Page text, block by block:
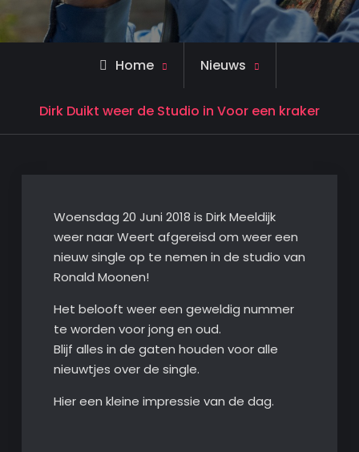
Home Nieuws
Dirk Duikt weer de Studio in Voor een kraker
Woensdag 20 Juni 2018 is Dirk Meeldijk
weer naar Weert afgereisd om weer een
nieuw single op te nemen in de studio van
Ronald Moonen!
Het belooft weer een geweldig nummer
te worden voor jong en oud.
Blijf alles in de gaten houden voor alle
nieuwtjes over de single.
Hier een kleine impressie van de dag.